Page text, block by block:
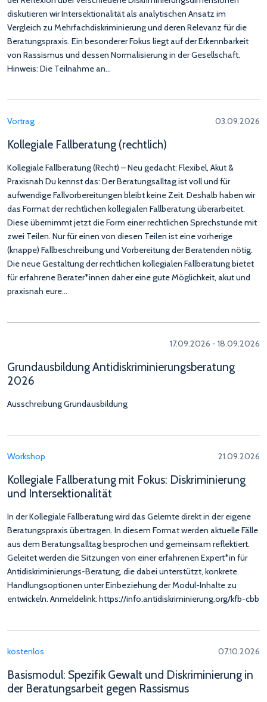
diskutieren wir Intersektionalität als analytischen Ansatz im
Vergleich zu Mehrfachdiskriminierung und deren Relevanz für die
Beratungspraxis. Ein besonderer Fokus liegt auf der Erkennbarkeit
von Rassismus und dessen Normalisierung in der Gesellschaft.
Hinweis: Die Teilnahme an…
Vortrag 03.09.2026
Kollegiale Fallberatung (rechtlich)
Kollegiale Fallberatung (Recht) – Neu gedacht: Flexibel, Akut &
Praxisnah Du kennst das: Der Beratungsalltag ist voll und für
aufwendige Fallvorbereitungen bleibt keine Zeit. Deshalb haben wir
das Format der rechtlichen kollegialen Fallberatung überarbeitet.
Diese übernimmt jetzt die Form einer rechtlichen Sprechstunde mit
zwei Teilen. Nur für einen von diesen Teilen ist eine vorherige
(knappe) Fallbeschreibung und Vorbereitung der Beratenden nötig.
Die neue Gestaltung der rechtlichen kollegialen Fallberatung bietet
für erfahrene Berater*innen daher eine gute Möglichkeit, akut und
praxisnah eure…
17.09.2026 - 18.09.2026
Grundausbildung Antidiskriminierungsberatung
2026
Ausschreibung Grundausbildung
Workshop 21.09.2026
Kollegiale Fallberatung mit Fokus: Diskriminierung
und Intersektionalität
In der Kollegiale Fallberatung wird das Gelernte direkt in der eigene
Beratungspraxis übertragen. In diesem Format werden aktuelle Fälle
aus dem Beratungsalltag besprochen und gemeinsam reflektiert.
Geleitet werden die Sitzungen von einer erfahrenen Expert*in für
Antidiskriminierungs-Beratung, die dabei unterstützt, konkrete
Handlungsoptionen unter Einbeziehung der Modul-Inhalte zu
entwickeln. Anmeldelink: https://info.antidiskriminierung.org/kfb-cbb
kostenlos 07.10.2026
Basismodul: Spezifik Gewalt und Diskriminierung in
der Beratungsarbeit gegen Rassismus